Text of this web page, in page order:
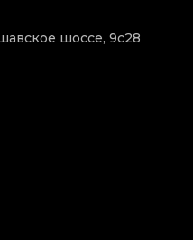
шоссе, 9с28